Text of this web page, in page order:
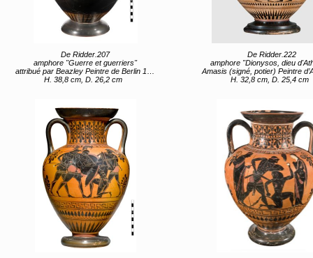
De Ridder.207
amphore "Guerre et guerriers"
attribué par Beazley Peintre de Berlin 1686 (attribué) Grèce, Sterea Hellas Evoia, Attique (lieu de création) entre 550 av JC et 525 av JC
H. 38,8 cm, D. 26,2 cm
De Ridder.222
amphore "Dionysos, dieu
Amasis (signé, potier) Peintre d’Amasis (attribué, peintre) Grèce, Sterea Hellas Evoia, Attique (lieu de création) entre
H. 32,8 cm, D. 25,4 cm